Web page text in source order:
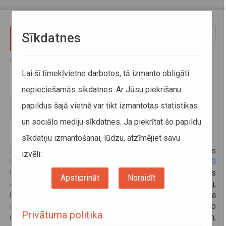
Sākums
Zviedrijā kombinētie pārvadājumi
tiek pielīdzināti kabotāžai
10. februāris 2022
Informējam, ka saskaņā 2021. gada 23. decembra Regulas
SFS 2021:1302 3.f paragrāfu,
Regulas (EK) Nr. 1072/2009
8. panta noteikumi par kabotāžas pārvadājumiem attiecas
arī uz
kombinēto pārvadājumu
pirmo vai pēdējo posmu,
kurus veic pa autoceļiem Zviedrijā. Lai novērstu to, ka
ārvalstu transporta uzņēmumi ļaunprātīgi izmanto
noteikumus par kombinētajiem pārvadājumiem,
Sīkdatnes
Lai šī tīmekļvietne darbotos, tā izmanto obligāti
nepieciešamās sīkdatnes. Ar Jūsu piekrišanu
papildus šajā vietnē var tikt izmantotas statistikas
un sociālo mediju sīkdatnes. Ja piekrītat šo papildu
sīkdatņu izmantošanai, lūdzu, atzīmējiet savu
izvēli:
Apstiprināt Noraidīt
Privātuma politika